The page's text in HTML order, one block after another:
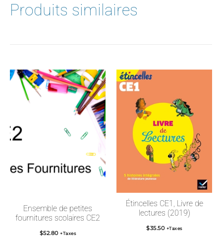
Produits similaires
Ensemble de petites
fournitures scolaires CE2
$52.80 +Taxes
Étincelles CE1, Livre de
lectures (2019)
$35.50 +Taxes